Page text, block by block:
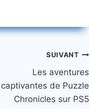
SUIVANT
Les aventures
captivantes de Puzzle
Chronicles sur PS5